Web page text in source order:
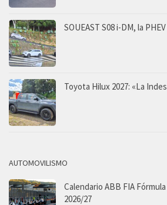
SOUEAST S08 i-DM, la
Toyota Hilux 2027: «La
AUTOMOVILISMO
Calendario ABB FIA
2026/27